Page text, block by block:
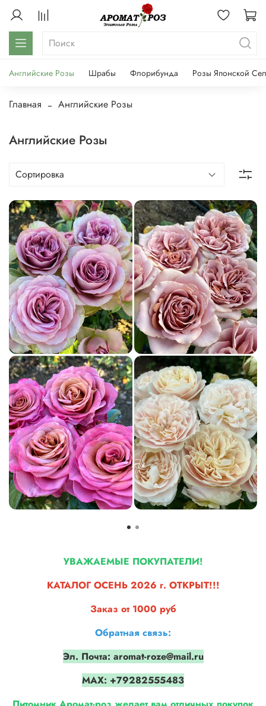
Английские Розы Шрабы Флорибунда Розы Японской
Главная Английские Розы
Английские Розы
УВАЖАЕМЫЕ ПОКУПАТЕЛИ!
КАТАЛОГ ОСЕНЬ 2026 г. ОТКРЫТ!!!
Заказ от 1000 руб
Обратная связь:
Эл. Почта: aromat-roze@mail.ru
МАХ: +79282555483